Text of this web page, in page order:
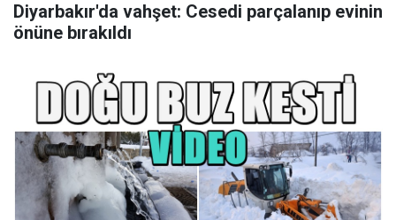
Diyarbakır'da vahşet: Cesedi parçalanıp evinin
önüne bırakıldı